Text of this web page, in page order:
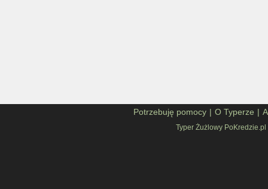
Potrzebuję pomocy | O Typerze |
Typer Żużlowy